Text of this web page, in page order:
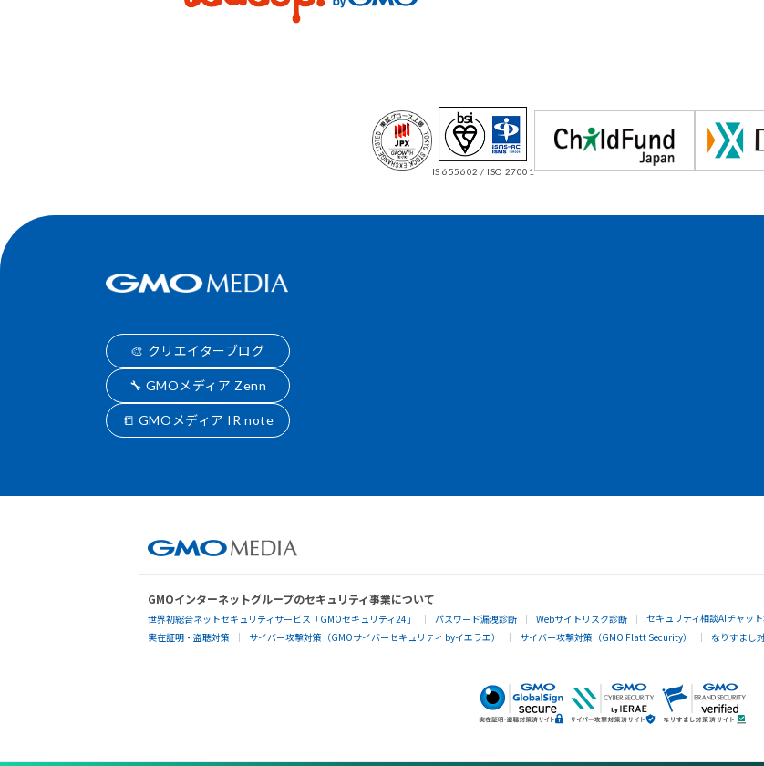
IS 655602 / ISO 27001
🎨 クリエイターブログ
🔧 GMOメディア Zenn
📒 GMOメディア IR note
GMOインターネットグループのセキュリティ事業について
世界初総合ネットセキュリティサービス「GMOセキュリティ24」 パスワード漏洩診断 Webサイトリスク診断
セキュリティ相談AIチャッ
実在証明・盗聴対策
サイバー攻撃対策（GMOサイバーセキュリティ byイエラエ） サイバー攻撃対策（GMO Flatt Security） なりすまし